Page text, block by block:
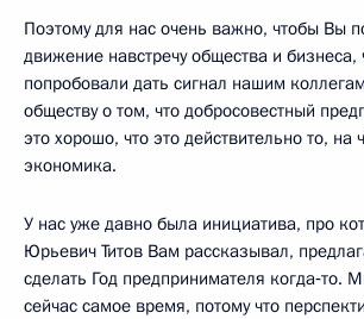
Поэтому для нас очень важно, чтобы Вы
движение навстречу общества и
попробовали дать сигнал нашим
обществу о том, что добросовестный
это хорошо, что это действительно то, на
экономика.
У нас уже давно была инициатива, про
Юрьевич Титов Вам рассказывал,
сделать Год предпринимателя когда‑то.
сейчас самое время, потому что